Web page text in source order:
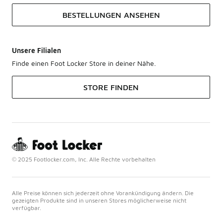
BESTELLUNGEN ANSEHEN
Unsere Filialen
Finde einen Foot Locker Store in deiner Nähe.
STORE FINDEN
© 2025 Footlocker.com, Inc. Alle Rechte vorbehalten
Alle Preise können sich jederzeit ohne Vorankündigung ändern. Die
gezeigten Produkte sind in unseren Stores möglicherweise nicht
verfügbar.